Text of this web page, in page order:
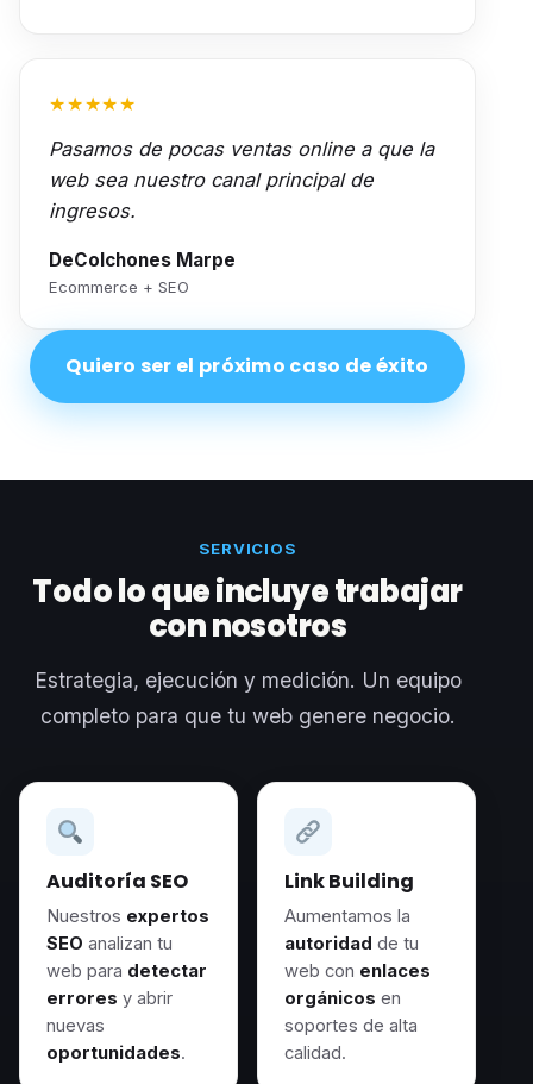
★★★★★
Pasamos de pocas ventas online a que la
web sea nuestro canal principal de
ingresos.
DeColchones Marpe
Ecommerce + SEO
Quiero ser el próximo caso de éxito
SERVICIOS
Todo lo que incluye trabajar
con nosotros
Estrategia, ejecución y medición. Un equipo
completo para que tu web genere negocio.
Auditoría SEO
Nuestros expertos
SEO analizan tu
web para detectar
errores y abrir
nuevas
oportunidades.
Link Building
Aumentamos la
autoridad de tu
web con enlaces
orgánicos en
soportes de alta
calidad.